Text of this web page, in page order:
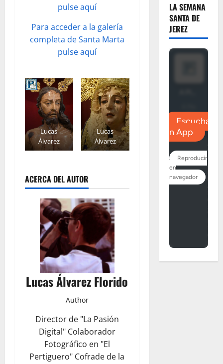
pulse aquí
Para acceder a la galería
completa de Santa Marta
pulse aquí
Lucas
Álvarez
Lucas
Álvarez
ACERCA DEL AUTOR
Lucas Álvarez Florido
Author
Director de "La Pasión
Digital" Colaborador
Fotográfico en "El
Pertiguero" Cofrade de la
LA SEMANA
SANTA DE
JEREZ